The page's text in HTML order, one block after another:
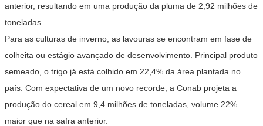
anterior, resultando em uma produção da pluma de 2,92 milhões de
toneladas.
Para as culturas de inverno, as lavouras se encontram em fase de
colheita ou estágio avançado de desenvolvimento. Principal produto
semeado, o trigo já está colhido em 22,4% da área plantada no
país. Com expectativa de um novo recorde, a Conab projeta a
produção do cereal em 9,4 milhões de toneladas, volume 22%
maior que na safra anterior.